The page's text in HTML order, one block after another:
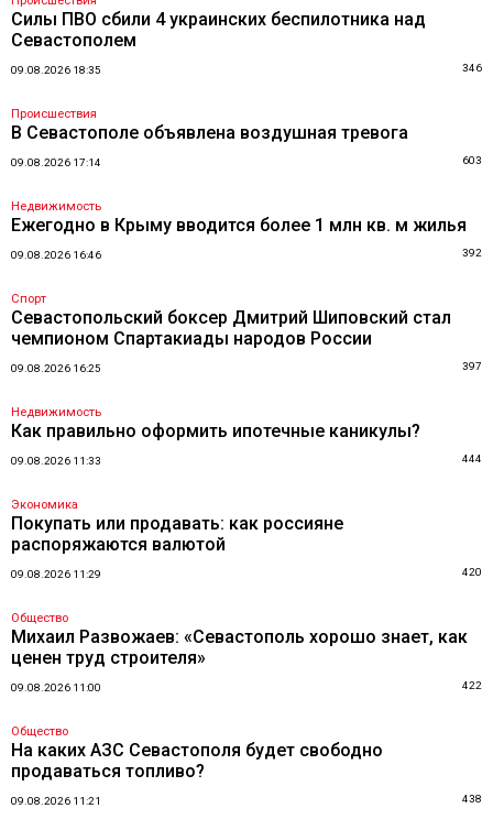
Силы ПВО сбили 4 украинских беспилотника над
Севастополем
09.08.2026 18:35 346
Происшествия
В Севастополе объявлена воздушная тревога
09.08.2026 17:14 603
Недвижимость
Ежегодно в Крыму вводится более 1 млн кв. м жилья
09.08.2026 16:46 392
Спорт
Севастопольский боксер Дмитрий Шиповский стал
чемпионом Спартакиады народов России
09.08.2026 16:25 397
Недвижимость
Как правильно оформить ипотечные каникулы?
09.08.2026 11:33 444
Экономика
Покупать или продавать: как россияне
распоряжаются валютой
09.08.2026 11:29 420
Общество
Михаил Развожаев: «Севастополь хорошо знает, как
ценен труд строителя»
09.08.2026 11:00 422
Общество
На каких АЗС Севастополя будет свободно
продаваться топливо?
09.08.2026 11:21 438